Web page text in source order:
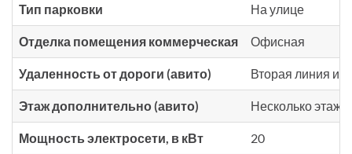
Тип парковки На улице
Отделка помещения коммерческая Офисная
Удаленность от дороги (авито) Вторая линия и
Этаж дополнительно (авито) Несколько
Мощность электросети, в кВт 20